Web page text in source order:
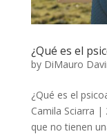
¿Qué es el
by DiMauro
¿Qué es el
Camila Sciarra |
que no tienen